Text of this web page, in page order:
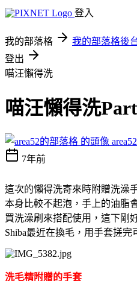
登入
我的部落格 我的部落格後
登出
喵汪懶得洗
喵汪懶得洗
7年前
這次的懶得洗寄來時附贈洗澡
本身比較不起泡，手上的油脂
買洗澡刷來搭配使用，這下剛
Shiba最近在換毛，用手套搓
洗毛精附贈的手套